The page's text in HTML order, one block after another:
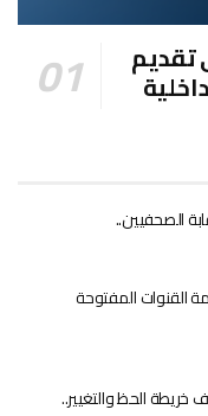
تقديم
الصحفيين..
القنوات المفتوحة